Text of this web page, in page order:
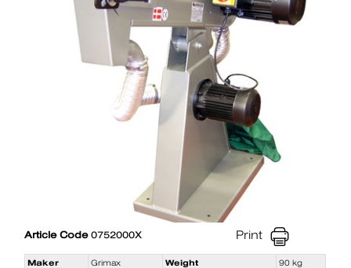
Article Code0752000X Print
Maker Grimax Weight
90 kg